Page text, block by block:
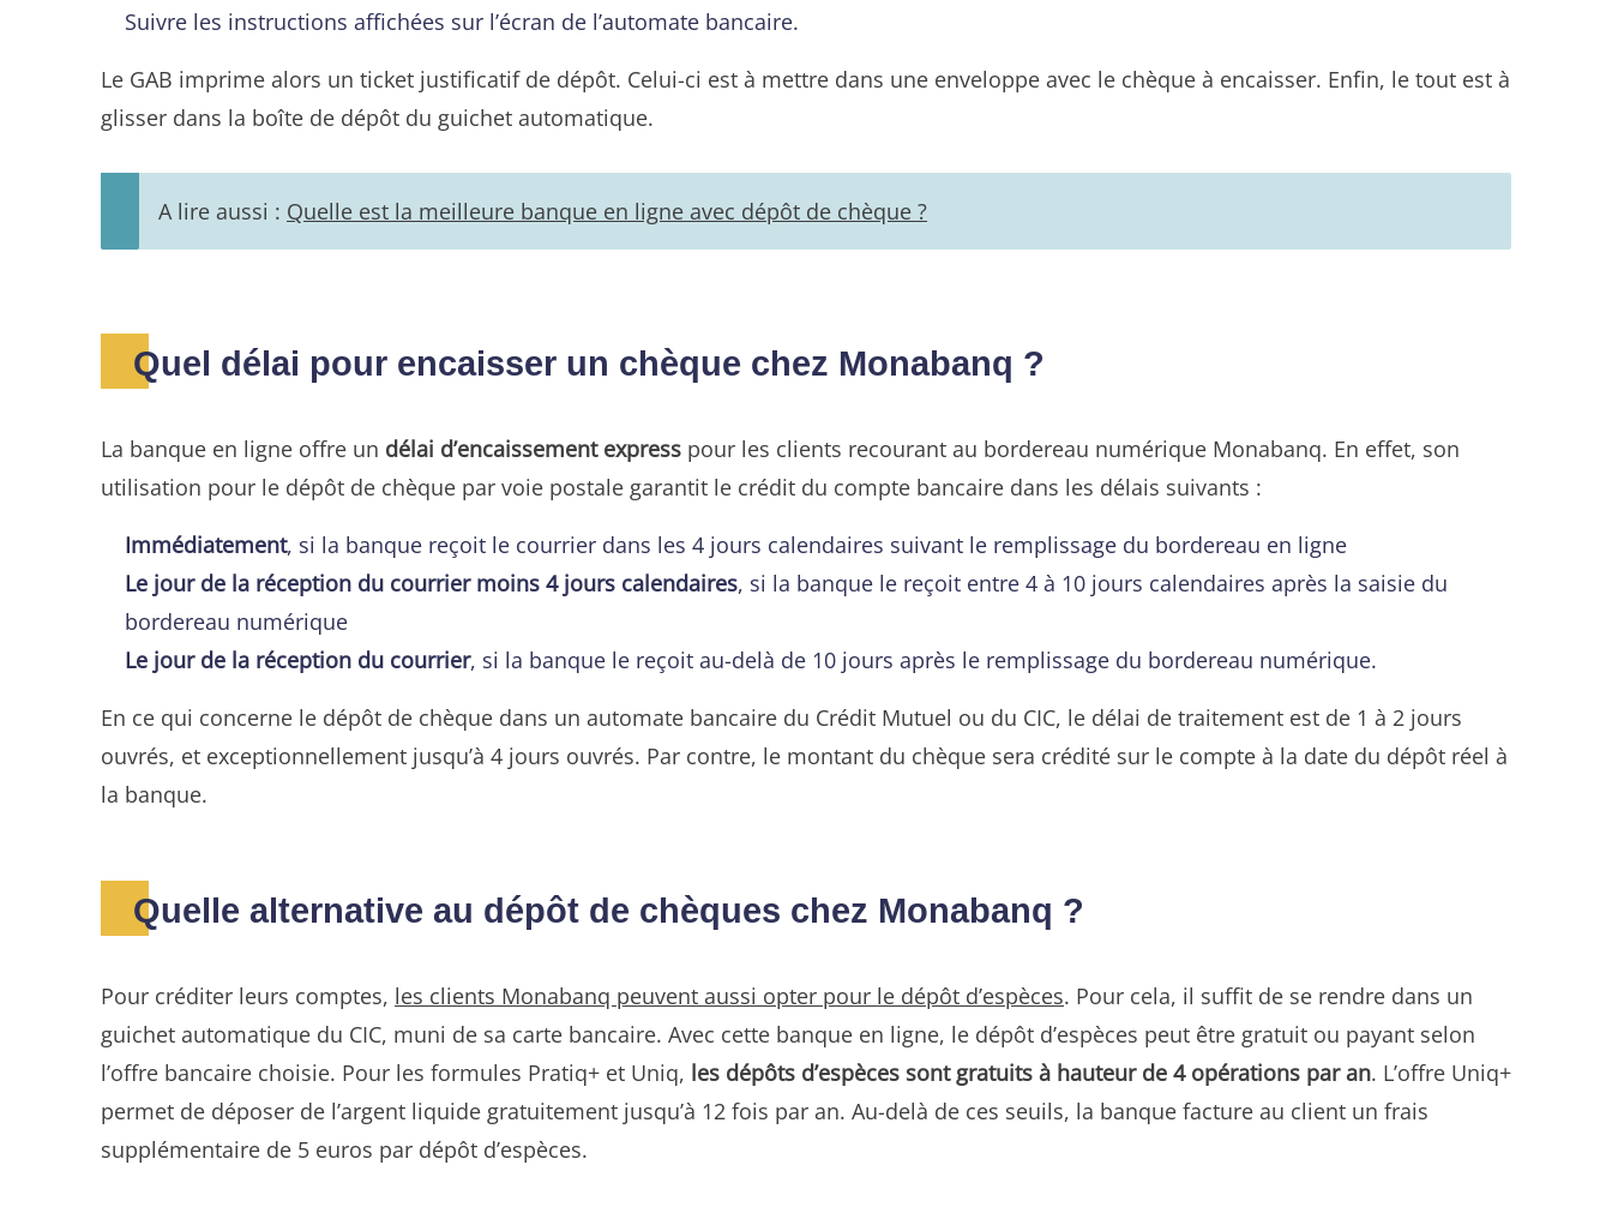
Suivre les instructions affichées sur l’écran de l’automate bancaire.
Le GAB imprime alors un ticket justificatif de dépôt. Celui-ci est à mettre dans une enveloppe avec le chèque à encaisser. Enfin, le tout est à
glisser dans la boîte de dépôt du guichet automatique.
A lire aussi : Quelle est la meilleure banque en ligne avec dépôt de chèque ?
Quel délai pour encaisser un chèque chez Monabanq ?
La banque en ligne offre un délai d’encaissement express pour les clients recourant au bordereau numérique Monabanq. En effet, son
utilisation pour le dépôt de chèque par voie postale garantit le crédit du compte bancaire dans les délais suivants :
Immédiatement, si la banque reçoit le courrier dans les 4 jours calendaires suivant le remplissage du bordereau en ligne
Le jour de la réception du courrier moins 4 jours calendaires, si la banque le reçoit entre 4 à 10 jours calendaires après la saisie du
bordereau numérique
Le jour de la réception du courrier, si la banque le reçoit au-delà de 10 jours après le remplissage du bordereau numérique.
En ce qui concerne le dépôt de chèque dans un automate bancaire du Crédit Mutuel ou du CIC, le délai de traitement est de 1 à 2 jours
ouvrés, et exceptionnellement jusqu’à 4 jours ouvrés. Par contre, le montant du chèque sera crédité sur le compte à la date du dépôt réel à
la banque.
Quelle alternative au dépôt de chèques chez Monabanq ?
Pour créditer leurs comptes, les clients Monabanq peuvent aussi opter pour le dépôt d’espèces. Pour cela, il suffit de se rendre dans un
guichet automatique du CIC, muni de sa carte bancaire. Avec cette banque en ligne, le dépôt d’espèces peut être gratuit ou payant selon
l’offre bancaire choisie. Pour les formules Pratiq+ et Uniq, les dépôts d’espèces sont gratuits à hauteur de 4 opérations par an. L’offre Uniq+
permet de déposer de l’argent liquide gratuitement jusqu’à 12 fois par an. Au-delà de ces seuils, la banque facture au client un frais
supplémentaire de 5 euros par dépôt d’espèces.